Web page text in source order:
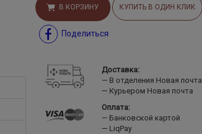
В КОРЗИНУ КУПИТЬ В ОДИН КЛИК
Поделиться
Доставка:
В отделения Новая почта
Курьером Новая почта
Оплата:
Банковской картой
LiqPay